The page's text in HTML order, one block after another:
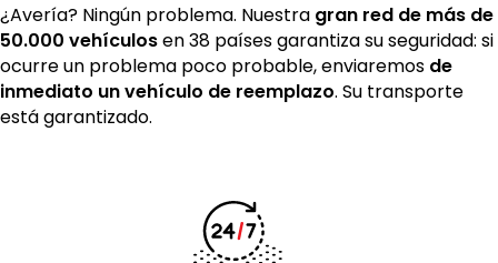
¿Avería? Ningún problema. Nuestra gran red de más de
50.000 vehículosen 38 países garantiza su seguridad: si
ocurre un problema poco probable, enviaremos de
inmediato un vehículo de reemplazo. Su transporte
está garantizado.